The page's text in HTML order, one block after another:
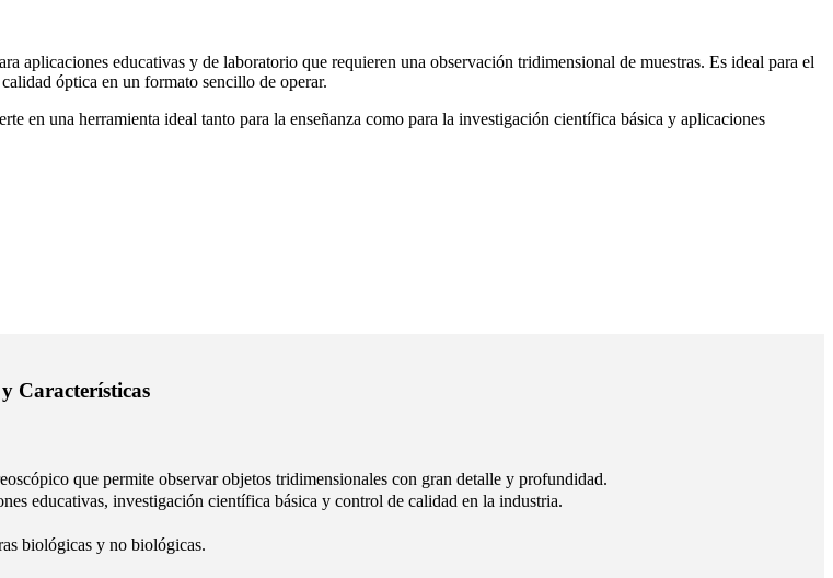
aplicaciones educativas y de laboratorio que requieren una observación tridimensional de muestras. Es ideal para el
óptica en un formato sencillo de operar.
en una herramienta ideal tanto para la enseñanza como para la investigación científica básica y aplicaciones
Características
que permite observar objetos tridimensionales con gran detalle y profundidad.
educativas, investigación científica básica y control de calidad en la industria.
biológicas y no biológicas.